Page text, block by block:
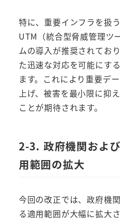
特に、重要インフラを扱
UTM（統合型脅威管理ツ
ムの導入が推奨されてお
た迅速な対応を可能にす
ます。これにより重要デ
上げ、被害を最小限に抑
ことが期待されます。
2-3. 政府機関およ
用範囲の拡大
今回の改正では、政府機
る適用範囲が大幅に拡大